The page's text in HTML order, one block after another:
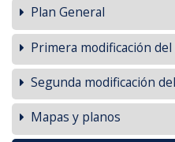
Plan General
Primera modificación
Segunda modificación
Mapas y planos